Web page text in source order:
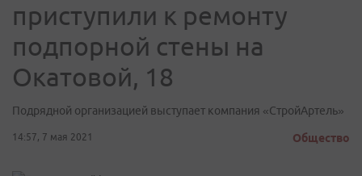
приступили к ремонту
подпорной стены на
Окатовой, 18
Подрядной организацией выступает компания «СтройАртель»
14:57, 7 мая 2021 Общество